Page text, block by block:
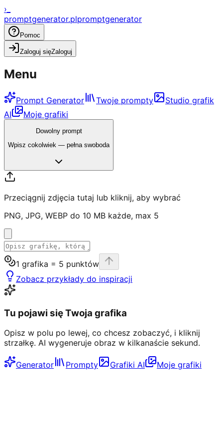
›_
promptgenerator.plpromptgenerator
Pomoc
Zaloguj sięZaloguj
Menu
Prompt Generator Twoje prompty
Studio grafik
AI
Moje grafiki
NOWOŚĆ
Studio Grafik AI
Wypróbuj za darmo →
Dowolny prompt
Wpisz cokolwiek — pełna swoboda
Przeciągnij zdjęcia tutaj lub kliknij, aby wybrać
PNG, JPG, WEBP do 10 MB każde, max 5
1 grafika = 5 punktów
Zobacz przykłady do inspiracji
Tu pojawi się Twoja grafika
Opisz w polu po lewej, co chcesz zobaczyć, i kliknij
strzałkę. AI wygeneruje obraz w kilkanaście sekund.
Generator Prompty Grafiki AI Moje grafiki